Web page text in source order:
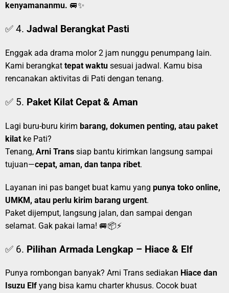
kenyamananmu. 🚐✨
✅ 4. Jadwal Berangkat Pasti
Enggak ada drama molor 2 jam nunggu penumpang lain.
Kami berangkat tepat waktu sesuai jadwal. Kamu bisa
rencanakan aktivitas di Pati dengan tenang.
✅ 5. Paket Kilat Cepat & Aman
Lagi buru-buru kirim barang, dokumen penting, atau paket
kilat ke Pati?
Tenang, Arni Trans siap bantu kirimkan langsung sampai
tujuan—cepat, aman, dan tanpa ribet.
Layanan ini pas banget buat kamu yang punya toko online,
UMKM, atau perlu kirim barang urgent.
Paket dijemput, langsung jalan, dan sampai dengan
selamat. Gak pakai lama! 🚐📦⚡
✅ 6. Pilihan Armada Lengkap – Hiace & Elf
Punya rombongan banyak? Arni Trans sediakan Hiace dan
Isuzu Elf yang bisa kamu charter khusus. Cocok buat